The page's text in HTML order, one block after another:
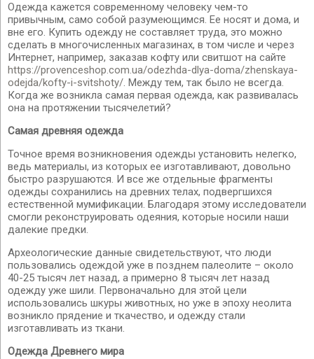
Одежда кажется современному человеку чем-то
привычным, само собой разумеющимся. Ее носят и дома, и
вне его. Купить одежду не составляет труда, это можно
сделать в многочисленных магазинах, в том числе и через
Интернет, например, заказав кофту или свитшот на сайте
https://provenceshop.com.ua/odezhda-dlya-doma/zhenskaya-
odejda/kofty-i-svitshoty/. Между тем, так было не всегда.
Когда же возникла самая первая одежда, как развивалась
она на протяжении тысячелетий?
Самая древняя одежда
Точное время возникновения одежды установить нелегко,
ведь материалы, из которых ее изготавливают, довольно
быстро разрушаются. И все же отдельные фрагменты
одежды сохранились на древних телах, подвергшихся
естественной мумификации. Благодаря этому исследователи
смогли реконструировать одеяния, которые носили наши
далекие предки.
Археологические данные свидетельствуют, что люди
пользовались одеждой уже в позднем палеолите – около
40-25 тысяч лет назад, а примерно 8 тысяч лет назад
одежду уже шили. Первоначально для этой цели
использовались шкуры животных, но уже в эпоху неолита
возникло прядение и ткачество, и одежду стали
изготавливать из ткани.
Одежда Древнего мира